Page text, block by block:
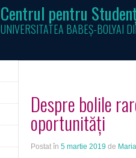
Centrul pentru
UNIVERSITATEA BABEȘ-BOLYAI
Despre bolile
oportunități
Postat în5 martie 2019 de